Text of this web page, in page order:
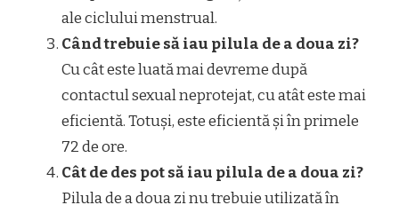
ale ciclului menstrual.
Când trebuie să iau pilula de a doua zi?
Cu cât este luată mai devreme după
contactul sexual neprotejat, cu atât este mai
eficientă. Totuși, este eficientă și în primele
72 de ore.
Cât de des pot să iau pilula de a doua zi?
Pilula de a doua zi nu trebuie utilizată în